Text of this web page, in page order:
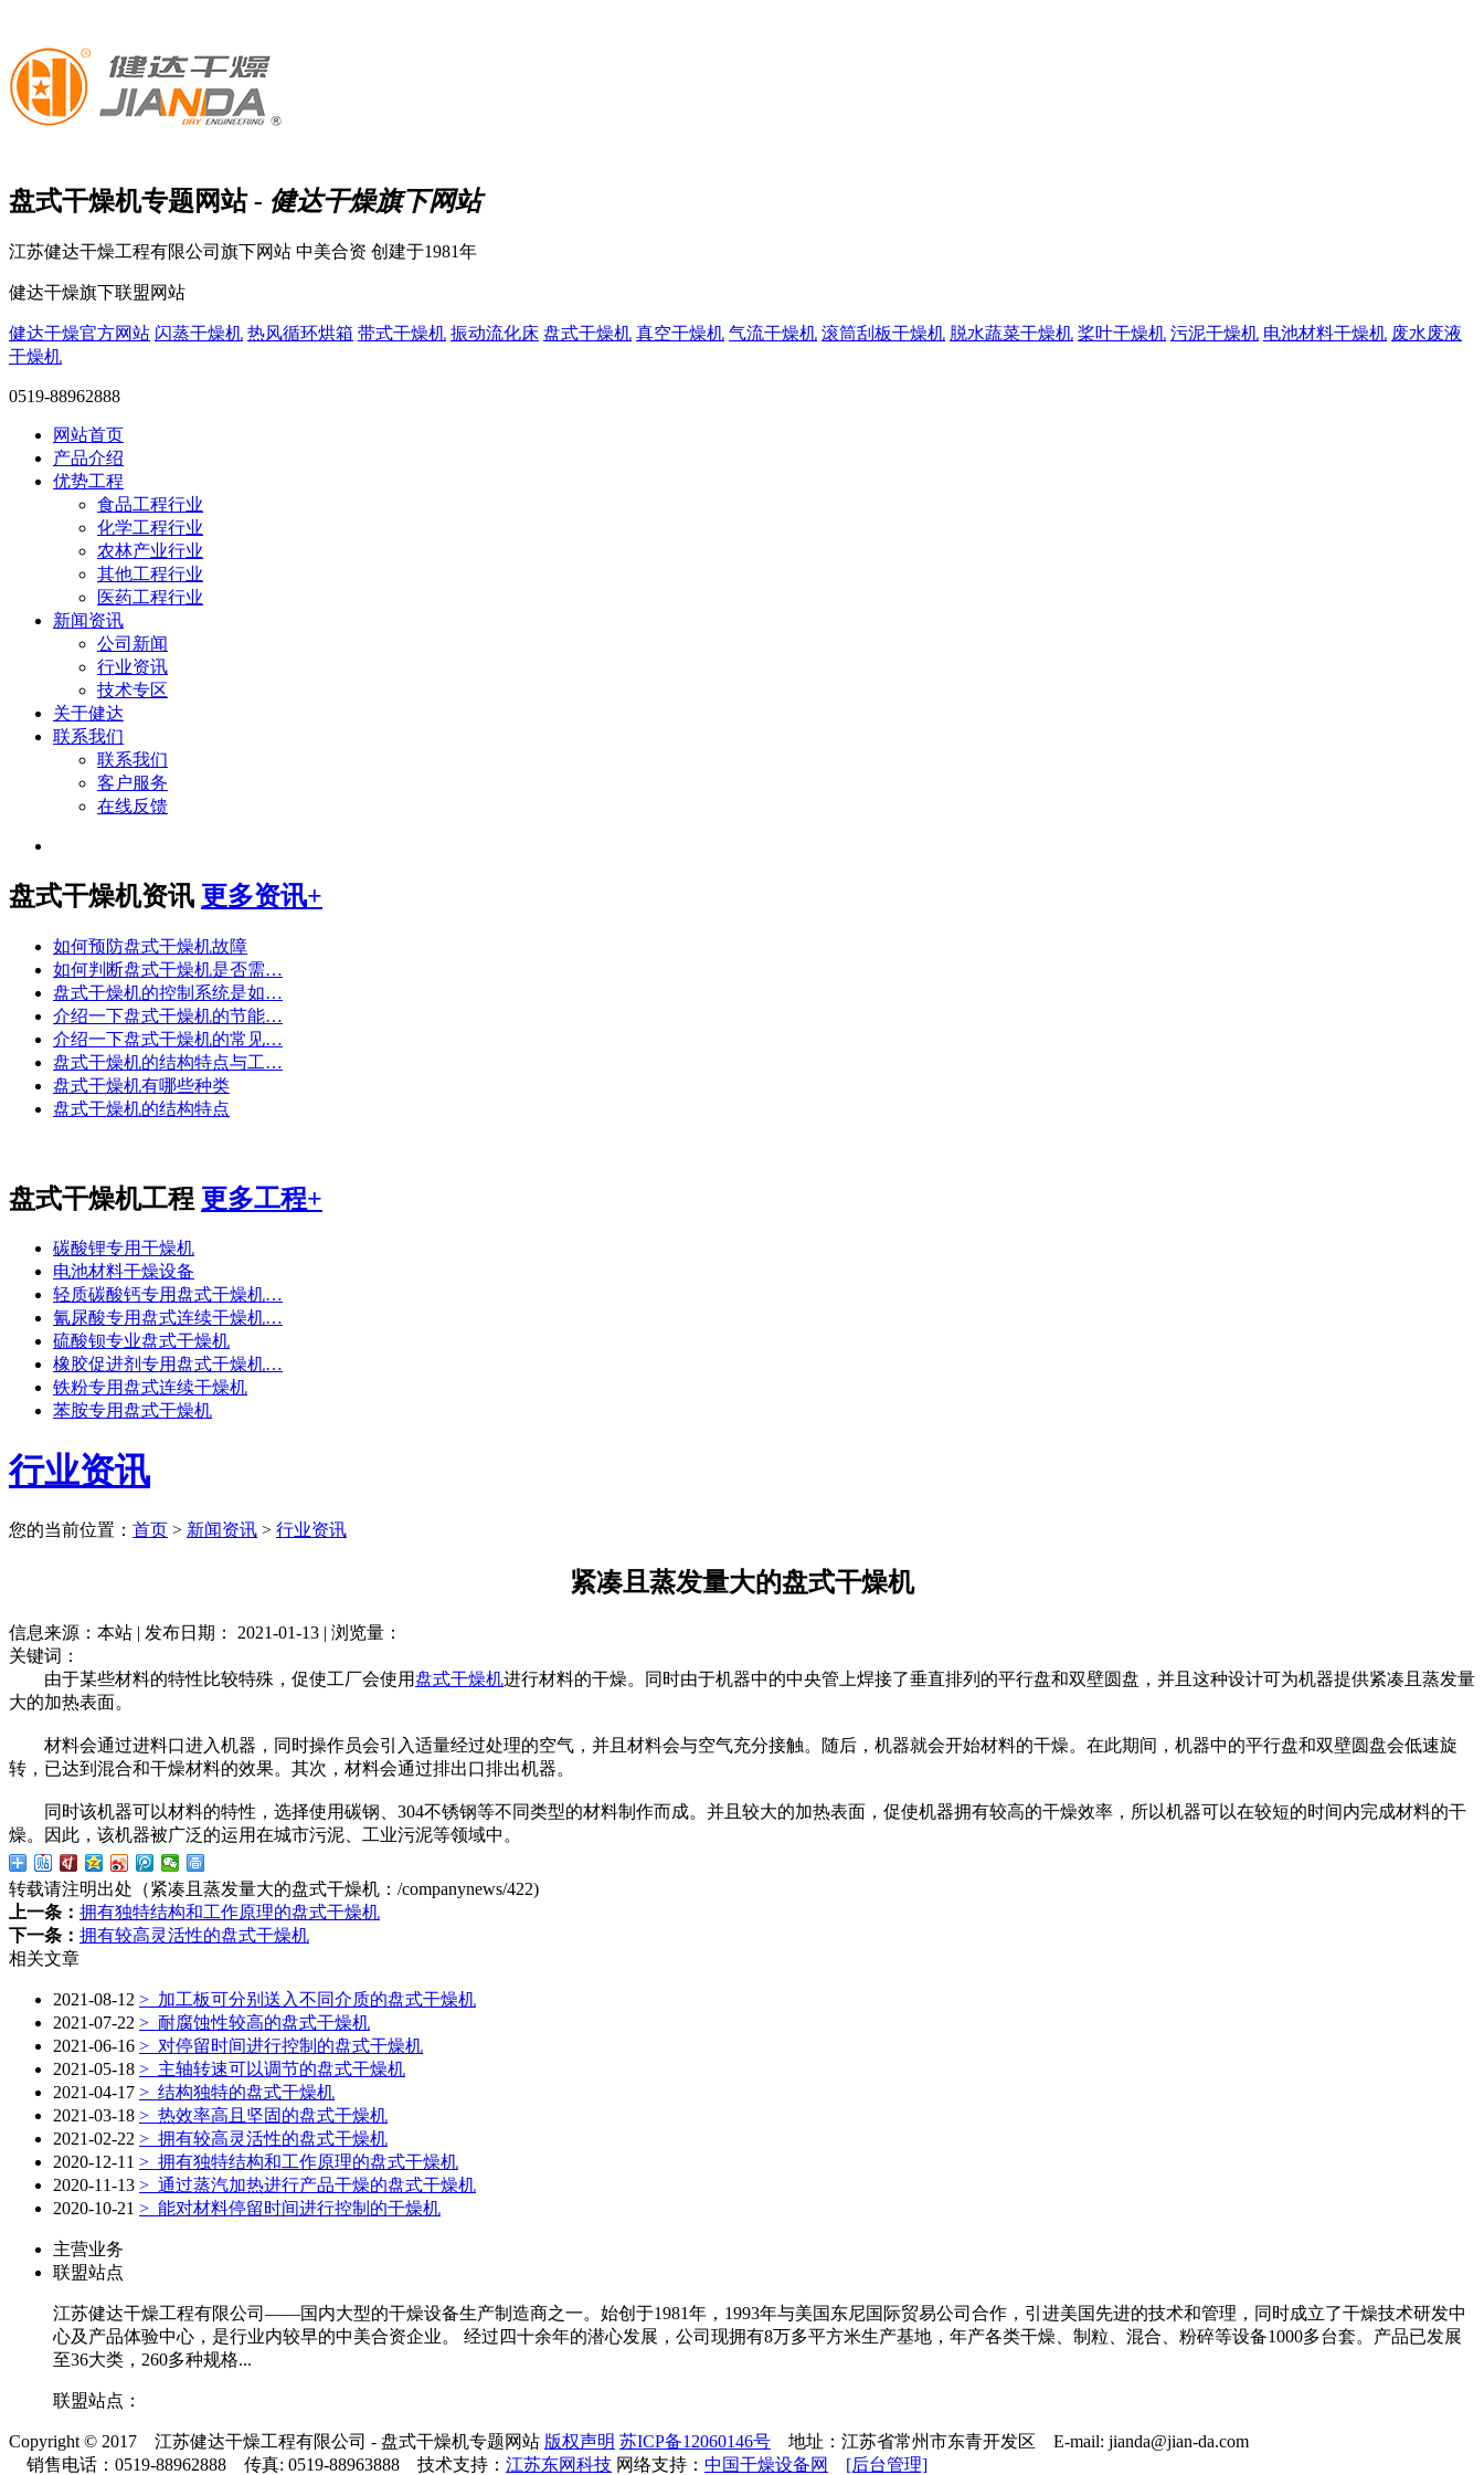
盘式干燥机专题网站- 健达干燥旗下网站
江苏健达干燥工程有限公司旗下网站 中美合资 创建于1981年
健达干燥旗下联盟网站
健达干燥官方网站 闪蒸干燥机 热风循环烘箱 带式干燥机 振动流化床 盘式干燥机 真空干燥机 气流干燥机 滚筒刮板干燥机 脱水蔬菜干燥机 桨叶干燥机 污泥干燥机 电池材料干燥机 废水废液
干燥机
0519-88962888
网站首页
产品介绍
优势工程
食品工程行业
化学工程行业
农林产业行业
其他工程行业
医药工程行业
新闻资讯
公司新闻
行业资讯
技术专区
关于健达
联系我们
联系我们
客户服务
在线反馈
盘式干燥机资讯 更多资讯+
如何预防盘式干燥机故障
如何判断盘式干燥机是否需…
盘式干燥机的控制系统是如…
介绍一下盘式干燥机的节能…
介绍一下盘式干燥机的常见…
盘式干燥机的结构特点与工…
盘式干燥机有哪些种类
盘式干燥机的结构特点
盘式干燥机工程 更多工程+
碳酸锂专用干燥机
电池材料干燥设备
轻质碳酸钙专用盘式干燥机…
氰尿酸专用盘式连续干燥机…
硫酸钡专业盘式干燥机
橡胶促进剂专用盘式干燥机…
铁粉专用盘式连续干燥机
苯胺专用盘式干燥机
行业资讯
您的当前位置： 首页 > 新闻资讯 > 行业资讯
紧凑且蒸发量大的盘式干燥机
信息来源：本站 | 发布日期： 2021-01-13 | 浏览量：
关键词：
由于某些材料的特性比较特殊，促使工厂会使用盘式干燥机进行材料的干燥。同时由于机器中的中央管上焊接了垂直排列的平行盘和双壁圆盘，并且这种设计可为机器提供紧凑且蒸发量
大的加热表面。
材料会通过进料口进入机器，同时操作员会引入适量经过处理的空气，并且材料会与空气充分接触。随后，机器就会开始材料的干燥。在此期间，机器中的平行盘和双壁圆盘会低速旋
转，已达到混合和干燥材料的效果。其次，材料会通过排出口排出机器。
同时该机器可以材料的特性，选择使用碳钢、304不锈钢等不同类型的材料制作而成。并且较大的加热表面，促使机器拥有较高的干燥效率，所以机器可以在较短的时间内完成材料的干
燥。因此，该机器被广泛的运用在城市污泥、工业污泥等领域中。
转载请注明出处（紧凑且蒸发量大的盘式干燥机： /companynews/422)
上一条： 拥有独特结构和工作原理的盘式干燥机
下一条： 拥有较高灵活性的盘式干燥机
相关文章
2021-08-12 > 加工板可分别送入不同介质的盘式干燥机
2021-07-22 > 耐腐蚀性较高的盘式干燥机
2021-06-16 > 对停留时间进行控制的盘式干燥机
2021-05-18 > 主轴转速可以调节的盘式干燥机
2021-04-17 > 结构独特的盘式干燥机
2021-03-18 > 热效率高且坚固的盘式干燥机
2021-02-22 > 拥有较高灵活性的盘式干燥机
2020-12-11 > 拥有独特结构和工作原理的盘式干燥机
2020-11-13 > 通过蒸汽加热进行产品干燥的盘式干燥机
2020-10-21 > 能对材料停留时间进行控制的干燥机
主营业务
联盟站点
江苏健达干燥工程有限公司——国内大型的干燥设备生产制造商之一。始创于1981年，1993年与美国东尼国际贸易公司合作，引进美国先进的技术和管理，同时成立了干燥技术研发中
心及产品体验中心，是行业内较早的中美合资企业。 经过四十余年的潜心发展，公司现拥有8万多平方米生产基地，年产各类干燥、制粒、混合、粉碎等设备1000多台套。产品已发展
至36大类，260多种规格...
联盟站点：
Copyright © 2017 江苏健达干燥工程有限公司 - 盘式干燥机专题网站 版权声明 苏ICP备12060146号 地址：江苏省常州市东青开发区 E-mail: jianda@jian-da.com
销售电话：0519-88962888 传真: 0519-88963888 技术支持： 江苏东网科技 网络支持： 中国干燥设备网 [后台管理]